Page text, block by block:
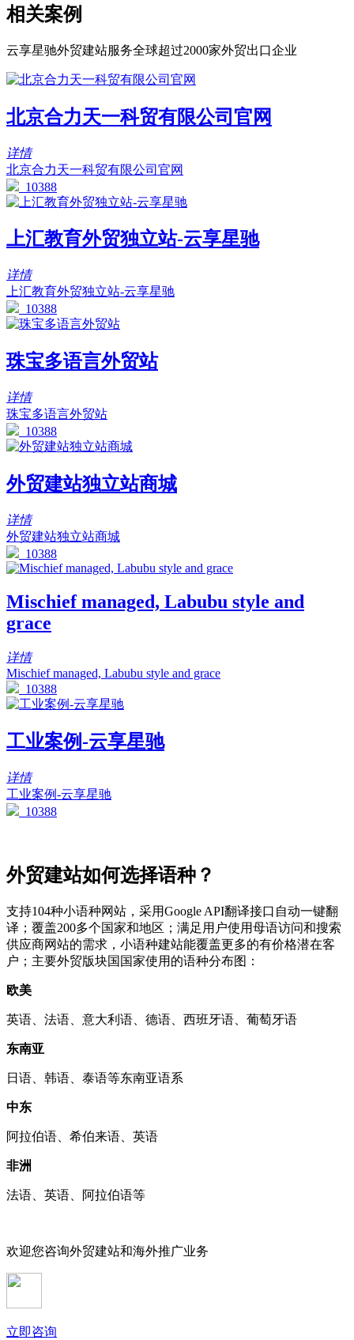
相关案例
云享星驰外贸建站服务全球超过2000家外贸出口企业
北京合力天一科贸有限公司官网
详情
北京合力天一科贸有限公司官网
10388
上汇教育外贸独立站-云享星驰
详情
上汇教育外贸独立站-云享星驰
10388
珠宝多语言外贸站
详情
珠宝多语言外贸站
10388
外贸建站独立站商城
详情
外贸建站独立站商城
10388
Mischief managed, Labubu style and
grace
详情
Mischief managed, Labubu style and grace
10388
工业案例-云享星驰
详情
工业案例-云享星驰
10388
外贸建站如何选择语种？
支持104种小语种网站，采用Google API翻译接口自动一键翻
译；覆盖200多个国家和地区；满足用户使用母语访问和搜索
供应商网站的需求，小语种建站能覆盖更多的有价格潜在客
户；主要外贸版块国国家使用的语种分布图：
欧美
英语、法语、意大利语、德语、西班牙语、葡萄牙语
东南亚
日语、韩语、泰语等东南亚语系
中东
阿拉伯语、希伯来语、英语
非洲
法语、英语、阿拉伯语等
欢迎您咨询外贸建站和海外推广业务
立即咨询